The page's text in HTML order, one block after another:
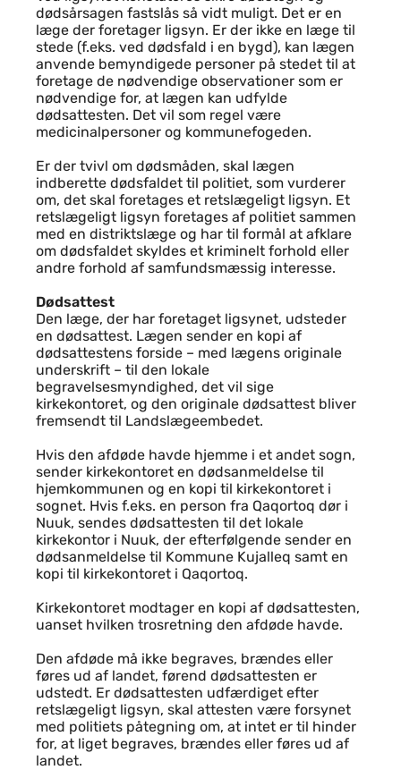
dødsårsagen fastslås så vidt muligt. Det er en
læge der foretager ligsyn. Er der ikke en læge til
stede (f.eks. ved dødsfald i en bygd), kan lægen
anvende bemyndigede personer på stedet til at
foretage de nødvendige observationer som er
nødvendige for, at lægen kan udfylde
dødsattesten. Det vil som regel være
medicinalpersoner og kommunefogeden.
Er der tvivl om dødsmåden, skal lægen
indberette dødsfaldet til politiet, som vurderer
om, det skal foretages et retslægeligt ligsyn. Et
retslægeligt ligsyn foretages af politiet sammen
med en distriktslæge og har til formål at afklare
om dødsfaldet skyldes et kriminelt forhold eller
andre forhold af samfundsmæssig interesse.
Dødsattest
Den læge, der har foretaget ligsynet, udsteder
en dødsattest. Lægen sender en kopi af
dødsattestens forside – med lægens originale
underskrift – til den lokale
begravelsesmyndighed, det vil sige
kirkekontoret, og den originale dødsattest bliver
fremsendt til Landslægeembedet.
Hvis den afdøde havde hjemme i et andet sogn,
sender kirkekontoret en dødsanmeldelse til
hjemkommunen og en kopi til kirkekontoret i
sognet. Hvis f.eks. en person fra Qaqortoq dør i
Nuuk, sendes dødsattesten til det lokale
kirkekontor i Nuuk, der efterfølgende sender en
dødsanmeldelse til Kommune Kujalleq samt en
kopi til kirkekontoret i Qaqortoq.
Kirkekontoret modtager en kopi af dødsattesten,
uanset hvilken trosretning den afdøde havde.
Den afdøde må ikke begraves, brændes eller
føres ud af landet, førend dødsattesten er
udstedt. Er dødsattesten udfærdiget efter
retslægeligt ligsyn, skal attesten være forsynet
med politiets påtegning om, at intet er til hinder
for, at liget begraves, brændes eller føres ud af
landet.